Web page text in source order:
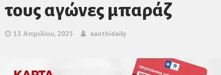
τους αγώνες μπαράζ
13 Απριλίου, 2025 xanthidaily